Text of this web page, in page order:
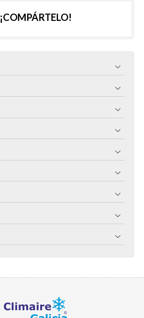
¡COMPÁRTELO!